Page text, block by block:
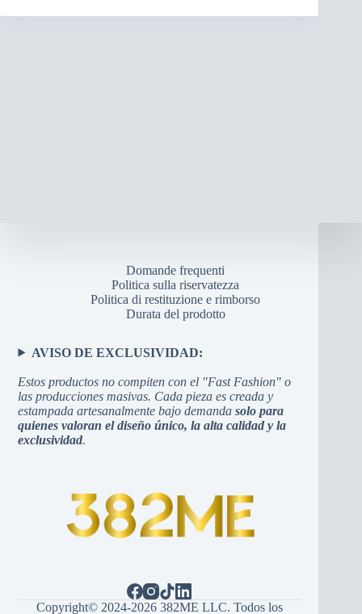
Domande frequenti
Politica sulla riservatezza
Politica di restituzione e rimborso
Durata del prodotto
AVISO DE EXCLUSIVIDAD:
Estos productos no compiten con el "Fast Fashion" o
las producciones masivas. Cada pieza es creada y
estampada artesanalmente bajo demandasolo para
quienes valoran el diseño único, la alta calidad y la
exclusividad.
Copyright© 2024-2026 382ME LLC. Todos los